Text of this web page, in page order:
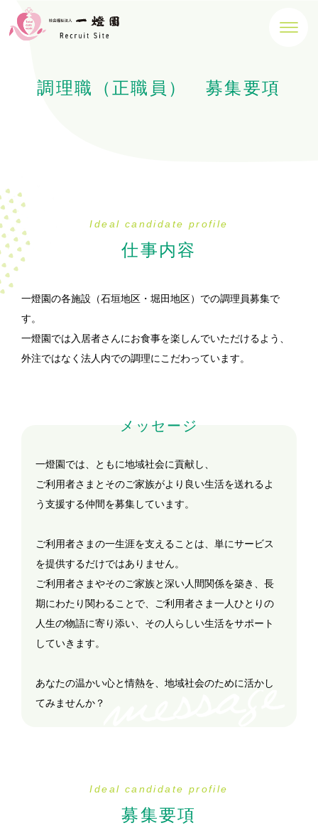
調理職（正職員） 募集要項
仕事内容
Ideal candidate profile
一燈園の各施設（石垣地区・堀田地区）での調理員募集で
す。
一燈園では入居者さんにお食事を楽しんでいただけるよう、
外注ではなく法人内での調理にこだわっています。
メッセージ
一燈園では、ともに地域社会に貢献し、
ご利用者さまとそのご家族がより良い生活を送れるよ
う支援する仲間を募集しています。
ご利用者さまの一生涯を支えることは、単にサービス
を提供するだけではありません。
ご利用者さまやそのご家族と深い人間関係を築き、長
期にわたり関わることで、ご利用者さま一人ひとりの
人生の物語に寄り添い、その人らしい生活をサポート
していきます。
あなたの温かい心と情熱を、地域社会のために活かし
てみませんか？
募集要項
Ideal candidate profile